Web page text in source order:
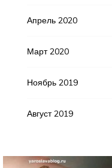
Апрель 2020
Март 2020
Ноябрь 2019
Август 2019